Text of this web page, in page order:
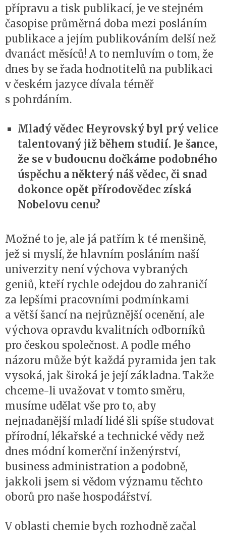
přípravu a tisk publikací, je ve stejném
časopise průměrná doba mezi posláním
publikace a jejím publikováním delší než
dvanáct měsíců! A to nemluvím o tom, že
dnes by se řada hodnotitelů na publikaci
v českém jazyce dívala téměř
s pohrdáním.
Mladý vědec Heyrovský byl prý velice
talentovaný již během studií. Je šance,
že se v budoucnu dočkáme podobného
úspěchu a některý náš vědec, či snad
dokonce opět přírodovědec získá
Nobelovu cenu?
Možné to je, ale já patřím k té menšině,
jež si myslí, že hlavním posláním naší
univerzity není výchova vybraných
geniů, kteří rychle odejdou do zahraničí
za lepšími pracovními podmínkami
a větší šancí na nejrůznější ocenění, ale
výchova opravdu kvalitních odborníků
pro českou společnost. A podle mého
názoru může být každá pyramida jen tak
vysoká, jak široká je její základna. Takže
chceme-li uvažovat v tomto směru,
musíme udělat vše pro to, aby
nejnadanější mladí lidé šli spíše studovat
přírodní, lékařské a technické vědy než
dnes módní komerční inženýrství,
business administration a podobně,
jakkoli jsem si vědom významu těchto
oborů pro naše hospodářství.
V oblasti chemie bych rozhodně začal